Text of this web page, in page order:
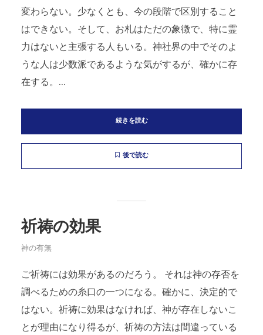
変わらない。少なくとも、今の段階で区別すること
はできない。そして、お札はただの象徴で、特に霊
力はないと主張する人もいる。神社界の中でそのよ
うな人は少数派であるような気がするが、確かに存
在する。...
続きを読む
後で読む
祈祷の効果
神の有無
ご祈祷には効果があるのだろう。 それは神の存否を
調べるための糸口の一つになる。確かに、決定的で
はない。祈祷に効果はなければ、神が存在しないこ
とが理由になり得るが、祈祷の方法は間違っている